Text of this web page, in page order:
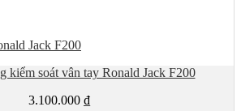
kiểm soát vân tay Ronald Jack F200
3.100.000 ₫